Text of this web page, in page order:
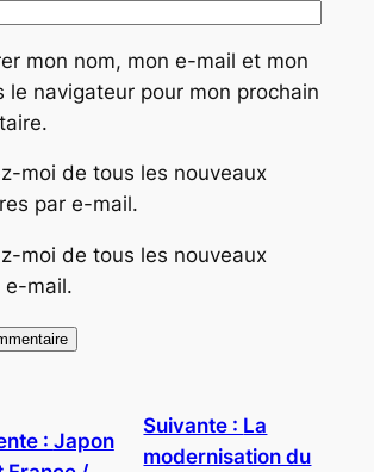
mon nom, mon e-mail et mon
le navigateur pour mon prochain
moi de tous les nouveaux
par e-mail.
moi de tous les nouveaux
e-mail.
: Japon
Suivante : La
modernisation du